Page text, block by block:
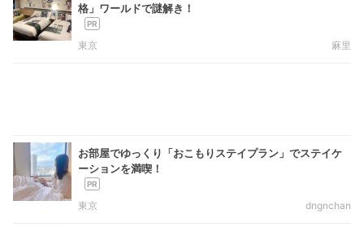
格」ワールドで謎解き！
東京 麻里
お部屋でゆっくり「おこもりステイプラン」でステイケ
ーションを満喫！
東京 dngnchan